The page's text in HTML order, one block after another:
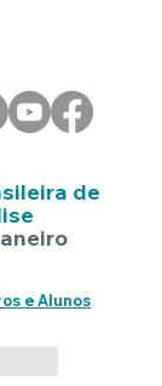
de
e Alunos